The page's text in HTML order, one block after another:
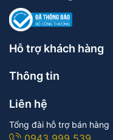
Hỗ trợ khách hàng
Thông tin
Liên hệ
Tổng đài hỗ trợ bán hàng